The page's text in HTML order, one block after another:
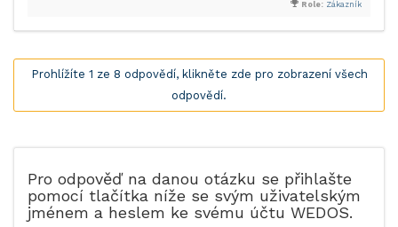
Role: Zákazník
Prohlížíte 1 ze 8 odpovědí, klikněte zde pro zobrazení všech
odpovědí.
Pro odpověď na danou otázku se přihlašte
pomocí tlačítka níže se svým uživatelským
jménem a heslem ke svému účtu WEDOS.